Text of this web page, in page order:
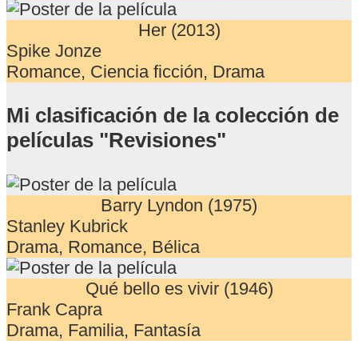
Her (2013)
Spike Jonze
Romance, Ciencia ficción, Drama
Mi clasificación de la colección de
películas "Revisiones"
Barry Lyndon (1975)
Stanley Kubrick
Drama, Romance, Bélica
Qué bello es vivir (1946)
Frank Capra
Drama, Familia, Fantasía